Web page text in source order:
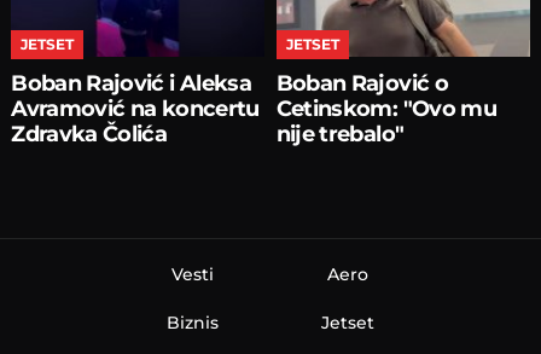
JETSET
Boban Rajović i Aleksa
Avramović na koncertu
Zdravka Čolića
JETSET
Boban Rajović o
Cetinskom: "Ovo mu
nije trebalo"
Vesti
Biznis
Aero
Jetset